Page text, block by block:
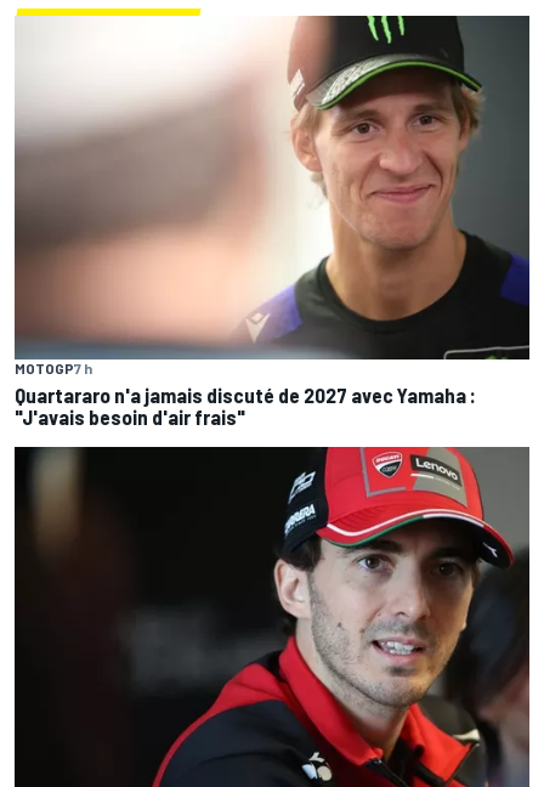
MOTOGP7 h
Quartararo n'a jamais discuté de 2027 avec Yamaha :
"J'avais besoin d'air frais"